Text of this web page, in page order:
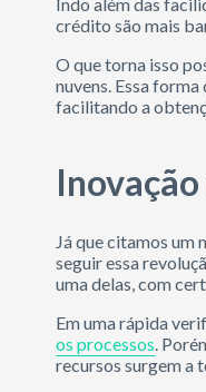
crédito são mais
O que torna isso
nuvens. Essa
facilitando a
Já que citamos um
seguir essa
uma delas, com
Em uma rápida
os processos.
recursos surgem a